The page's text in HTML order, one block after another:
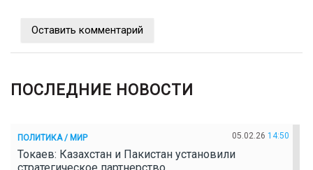
Оставить комментарий
ПОСЛЕДНИЕ НОВОСТИ
ПОЛИТИКА / МИР 05.02.26 14:50
Токаев: Казахстан и Пакистан установили